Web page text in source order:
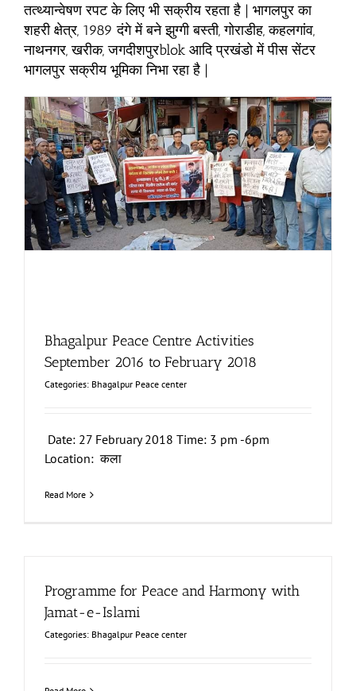
तत्थ्यान्वेषण रपट के लिए भी सक्रीय रहता है | भागलपुर का
शहरी क्षेत्र, 1989 दंगे में बने झुग्गी बस्ती, गोराडीह, कहलगांव,
नाथनगर, खरीक, जगदीशपुरblok आदि प्रखंडो में पीस सेंटर
भागलपुर सक्रीय भूमिका निभा रहा है |
Bhagalpur Peace Centre Activities
September 2016 to February 2018
Categories: Bhagalpur Peace center
Date: 27 February 2018 Time: 3 pm -6pm
Location: कला
Read More
Programme for Peace and Harmony with
Jamat-e-Islami
Categories: Bhagalpur Peace center